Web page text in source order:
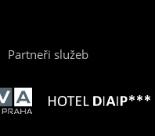
Partneři služeb